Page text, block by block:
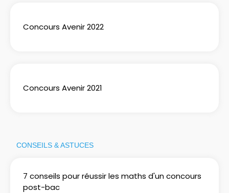
Concours Avenir 2022
Concours Avenir 2021
CONSEILS & ASTUCES
7 conseils pour réussir les maths d'un concours
post-bac